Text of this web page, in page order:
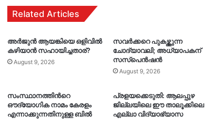
Related Articles
അർജുൻ ആയങ്കിയെ ഒളിവിൽ
കഴിയാൻ സഹായിച്ചതാര്?
August 9, 2026
സവർക്കറെ പുകഴ്ത്തുന്ന
ചോദ്യാവലി; അധ്യാപകന്
സസ്‌പെൻഷൻ
August 9, 2026
സംസ്ഥാനത്തിൻറെ
ഔദ്യോഗിക നാമം കേരളം
എന്നാക്കുന്നതിനുള്ള ബിൽ
പ്രളയക്കെടുതി: ആലപ്പുഴ
ജില്ലയിലെ ഈ താലൂക്കിലെ
എല്ലാ വിദ്യാഭ്യാസ